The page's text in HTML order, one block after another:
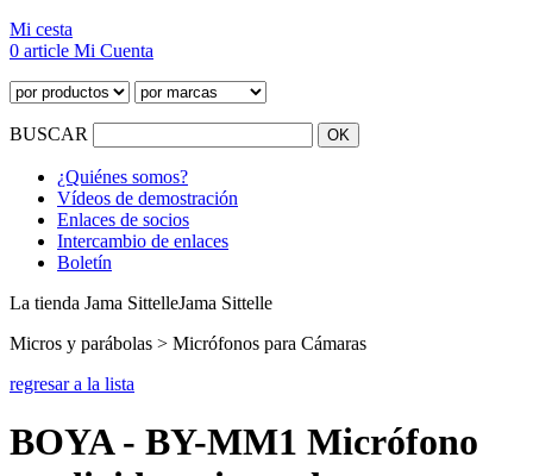
Mi cesta
0 article Mi Cuenta
BUSCAR
¿Quiénes somos?
Vídeos de demostración
Enlaces de socios
Intercambio de enlaces
Boletín
La tienda Jama SittelleJama Sittelle
Micros y parábolas > Micrófonos para Cámaras
regresar a la lista
BOYA - BY-MM1 Micrófono